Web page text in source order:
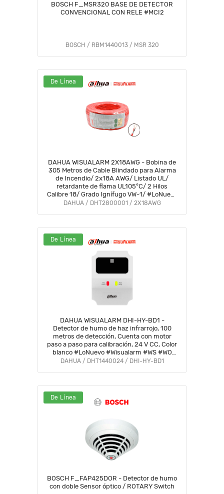
BOSCH F_MSR320 BASE DE DETECTOR
CONVENCIONAL CON RELE #MCI2
BOSCH / RBM1440013 / MSR 320
De Línea
DAHUA WISUALARM 2X18AWG - Bobina de
305 Metros de Cable Blindado para Alarma
de Incendio/ 2x18A AWG/ Listado UL/
retardante de flama UL105°C/ 2 Hilos
Calibre 18/ Grado Ignífugo VW-1/ #LoNuevo
#Wisualarm #MCI1 #IWIS #WO #MWA
DAHUA / DHT2800001 / 2X18AWG
De Línea
DAHUA WISUALARM DHI-HY-BD1 -
Detector de humo de haz infrarrojo, 100
metros de detección, Cuenta con motor
paso a paso para calibración, 24 V CC, Color
blanco #LoNuevo #Wisualarm #WS #WO
#MWA
DAHUA / DHT1440024 / DHI-HY-BD1
De Línea
BOSCH F_FAP425DOR - Detector de humo
con doble Sensor óptico / ROTARY Switch